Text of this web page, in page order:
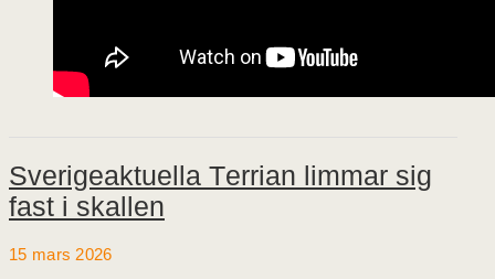
Sverigeaktuella Terrian limmar sig
fast i skallen
15 mars 2026